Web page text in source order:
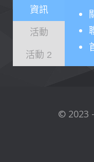
資訊
活動
活動 2
© 2023